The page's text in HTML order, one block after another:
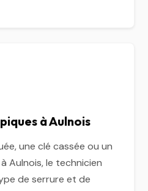
à Aulnois
une clé cassée ou un
Aulnois, le technicien
de serrure et de